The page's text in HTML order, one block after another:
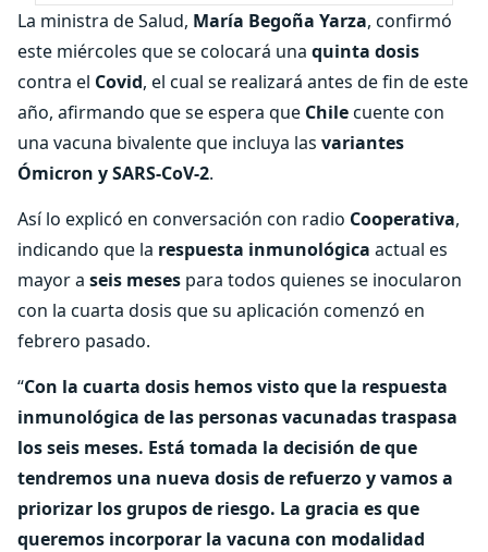
La ministra de Salud, María Begoña Yarza, confirmó
este miércoles que se colocará una quinta dosis
contra el Covid, el cual se realizará antes de fin de este
año, afirmando que se espera que Chilecuente con
una vacuna bivalente que incluya las variantes
Ómicron y SARS-CoV-2.
Así lo explicó en conversación con radio Cooperativa,
indicando que la respuesta inmunológica actual es
mayor a seis meses para todos quienes se inocularon
con la cuarta dosis que su aplicación comenzó en
febrero pasado.
“Con la cuarta dosis hemos visto que la respuesta
inmunológica de las personas vacunadas traspasa
los seis meses. Está tomada la decisión de que
tendremos una nueva dosis de refuerzo y vamos a
priorizar los grupos de riesgo. La gracia es que
queremos incorporar la vacuna con modalidad